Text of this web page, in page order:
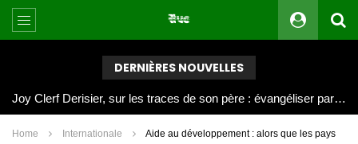
DERNIÈRES NOUVELLES
Joy Clerf Derisier, sur les traces de son père : évangéliser par la musique
Home Internationale
Aide au développement : alors que les pays